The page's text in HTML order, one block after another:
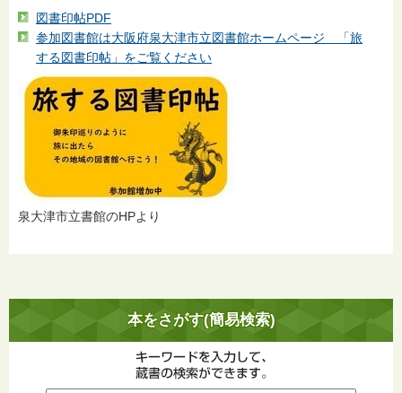
本をさがす(簡易検索)
図書印帖PDF
参加図書館は大阪府泉大津市立図書館ホームページ 「旅
する図書印帖」をご覧ください
泉大津市立書館のHPより